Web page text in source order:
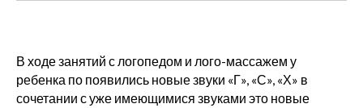
В ходе занятий с логопедом и лого-массажем у
ребенка по появились новые звуки «Г», «С», «Х» в
сочетании с уже имеющимися звуками это новые